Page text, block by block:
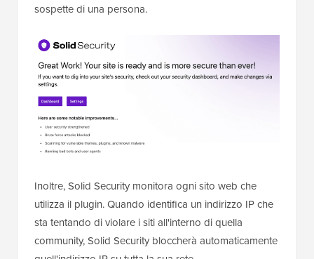
sospette di una persona.
Inoltre, Solid Security monitora ogni sito web che
utilizza il plugin. Quando identifica un indirizzo IP che
sta tentando di violare i siti all'interno di quella
community, Solid Security bloccherà automaticamente